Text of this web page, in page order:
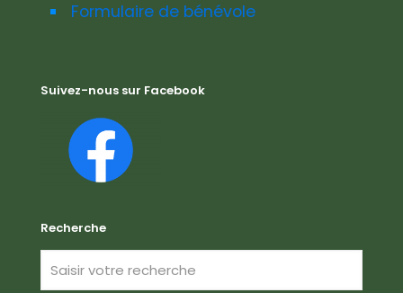
Formulaire de bénévole
Suivez-nous sur Facebook
Recherche